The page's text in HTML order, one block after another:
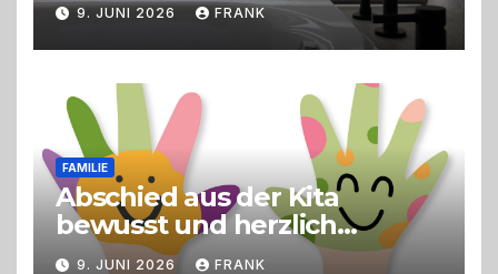
9. JUNI 2026 FRANK
FAMILIE
Abschied aus der Kita
bewusst und herzlich
gestalten
9. JUNI 2026 FRANK